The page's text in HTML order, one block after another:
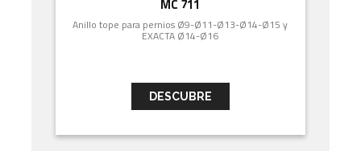
MC 711
Anillo tope para pernios Ø9-Ø11-Ø13-Ø14-Ø15 y
EXACTA Ø14-Ø16
DESCUBRE